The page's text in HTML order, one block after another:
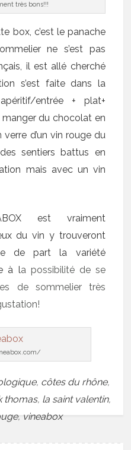
très bons!!!
box, c’est le panache
ne s’est pas
il est allé cherché
s’est faite dans la
entrée + plat+
du chocolat en
verre d’un vin rouge du
sentiers battus en
mais avec un vin
est vraiment
du vin y trouveront
de part la variété
à la possibilité de se
de sommelier très
, côtes du rhône,
thomas, la saint valentin,
,vineabox